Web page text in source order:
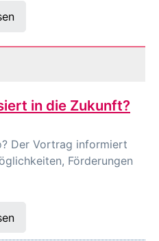
in die Zukunft?
Der Vortrag informiert
Förderungen